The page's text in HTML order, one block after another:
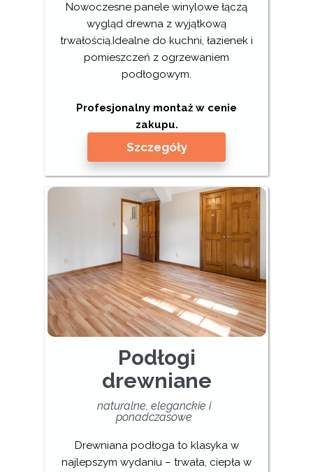
Podłogi
drewniane
naturalne, eleganckie i
ponadczasowe
Nowoczesne panele winylowe łączą
wygląd drewna z wyjątkową
trwałością.Idealne do kuchni, łazienek i
pomieszczeń z ogrzewaniem
podłogowym.
Profesjonalny montaż w cenie
zakupu.
Drewniana podłoga to klasyka w
najlepszym wydaniu – trwała, ciepła w
Szczegóły